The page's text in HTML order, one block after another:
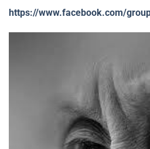
https://www.facebook.com/